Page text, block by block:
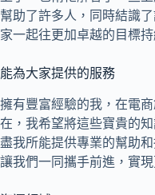
幫助了許多人，同時結識
家一起往更加卓越的目標持
能為大家提供的服務
擁有豐富經驗的我，在電
在，我希望將這些寶貴的
盡我所能提供專業的幫助
讓我們一同攜手前進，實現